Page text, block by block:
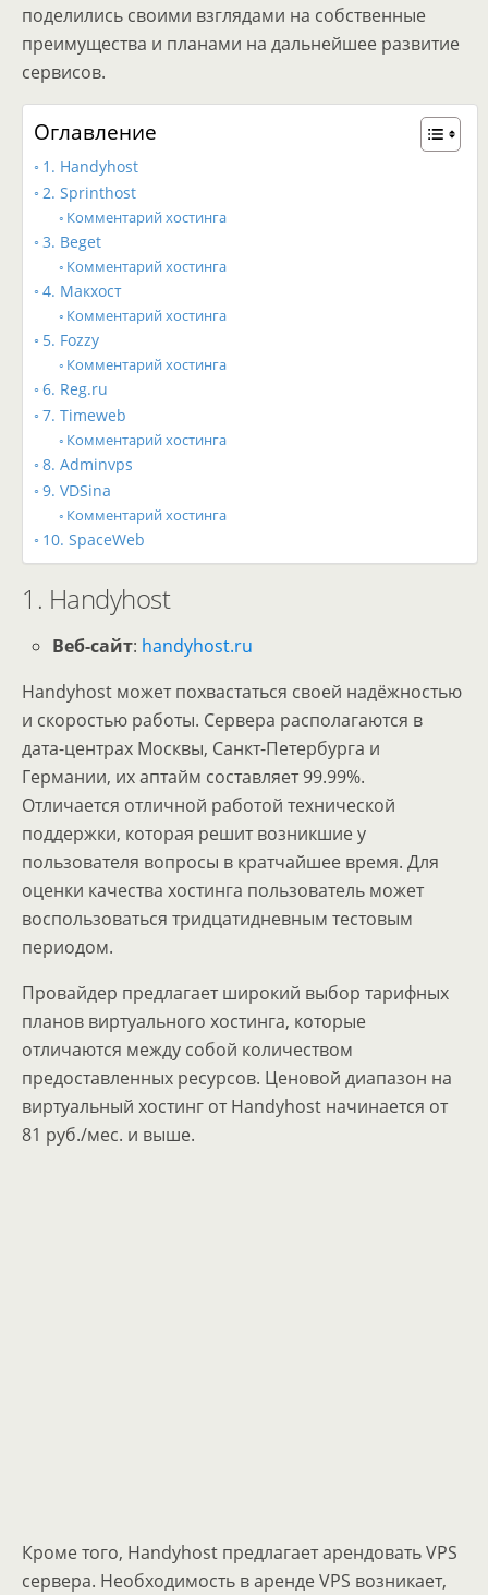
поделились своими взглядами на собственные
преимущества и планами на дальнейшее развитие
сервисов.
Оглавление
1. Handyhost
2. Sprinthost
Комментарий хостинга
3. Beget
Комментарий хостинга
4. Макхост
Комментарий хостинга
5. Fozzy
Комментарий хостинга
6. Reg.ru
7. Timeweb
Комментарий хостинга
8. Adminvps
9. VDSina
Комментарий хостинга
10. SpaceWeb
1. Handyhost
Веб-сайт: handyhost.ru
Handyhost может похвастаться своей надёжностью
и скоростью работы. Сервера располагаются в
дата-центрах Москвы, Санкт-Петербурга и
Германии, их аптайм составляет 99.99%.
Отличается отличной работой технической
поддержки, которая решит возникшие у
пользователя вопросы в кратчайшее время. Для
оценки качества хостинга пользователь может
воспользоваться тридцатидневным тестовым
периодом.
Провайдер предлагает широкий выбор тарифных
планов виртуального хостинга, которые
отличаются между собой количеством
предоставленных ресурсов. Ценовой диапазон на
виртуальный хостинг от Handyhost начинается от
81 руб./мес. и выше.
Кроме того, Handyhost предлагает арендовать VPS
сервера. Необходимость в аренде VPS возникает,